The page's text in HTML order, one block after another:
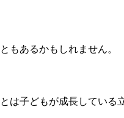
もあるかもしれません。
は子どもが成長している